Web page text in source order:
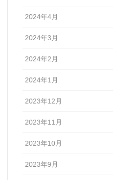
2024年4月
2024年3月
2024年2月
2024年1月
2023年12月
2023年11月
2023年10月
2023年9月